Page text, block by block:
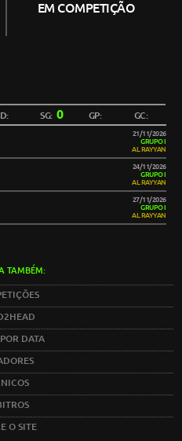
EM COMPETIÇÃO
D: SG: 0 GP: GC:
21/11/2026
GRUPO I
AL RAYYAN
24/11/2026
GRUPO I
AL RAYYAN
27/11/2026
GRUPO I
AL RAYYAN
TAMBÉM:
DATA
O SITE